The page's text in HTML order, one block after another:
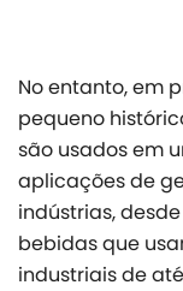
No entanto, em
pequeno
são usados em
aplicações de
indústrias,
bebidas que
industriais de